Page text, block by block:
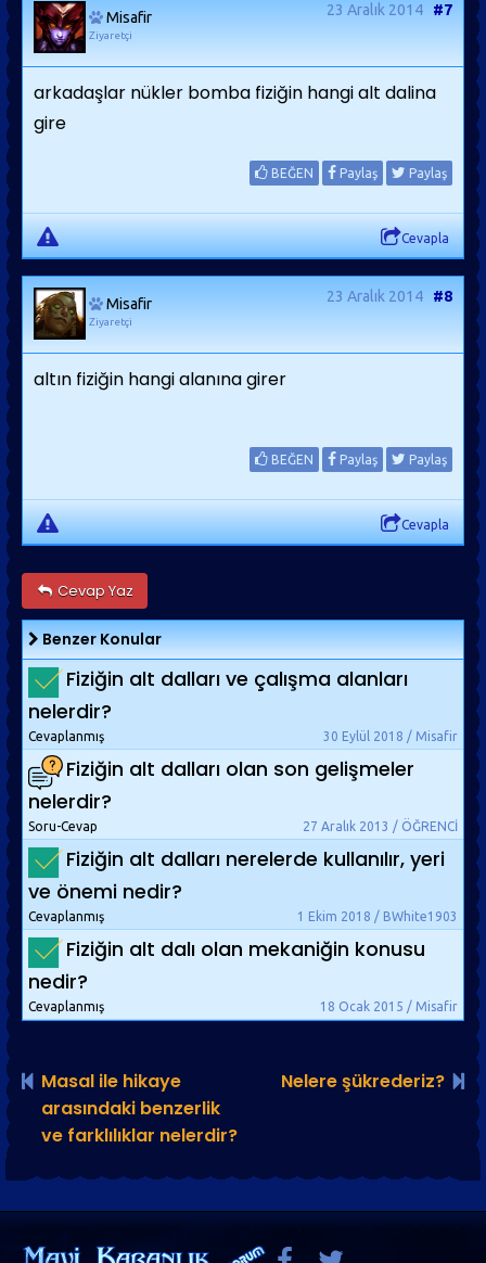
Misafir
Ziyaretçi
23 Aralık 2014 #7
arkadaşlar nükler bomba fiziğin hangi alt dalina
gire
BEĞEN Paylaş Paylaş
Cevapla
Misafir
Ziyaretçi
23 Aralık 2014 #8
altın fiziğin hangi alanına girer
BEĞEN Paylaş Paylaş
Cevapla
Cevap Yaz
Benzer Konular
Fiziğin alt dalları ve çalışma alanları
nelerdir?
30 Eylül 2018 / Misafir
Cevaplanmış
Fiziğin alt dalları olan son gelişmeler
nelerdir?
27 Aralık 2013 / ÖĞRENCİ
Soru-Cevap
Fiziğin alt dalları nerelerde kullanılır, yeri
ve önemi nedir?
1 Ekim 2018 / BWhite1903
Cevaplanmış
Fiziğin alt dalı olan mekaniğin konusu
nedir?
18 Ocak 2015 / Misafir
Cevaplanmış
Masal ile hikaye
arasındaki benzerlik
ve farklılıklar nelerdir?
Nelere şükrederiz?